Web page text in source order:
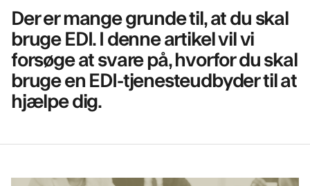
Der er mange grunde til, at du skal
bruge EDI. I denne artikel vil vi
forsøge at svare på, hvorfor du skal
bruge en EDI-tjenesteudbyder til at
hjælpe dig.